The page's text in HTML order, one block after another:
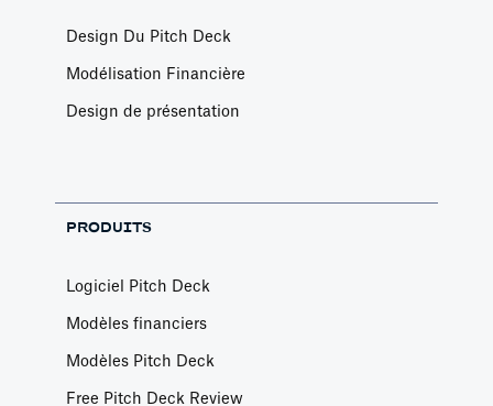
Design Du Pitch Deck
Modélisation Financière
Design de présentation
PRODUITS
Logiciel Pitch Deck
Modèles financiers
Modèles Pitch Deck
Free Pitch Deck Review